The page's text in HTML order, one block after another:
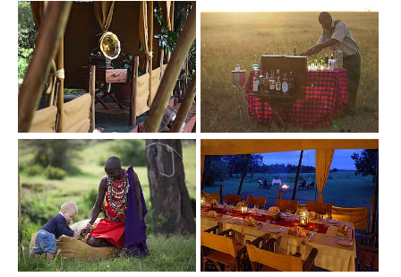
Show larger version Show larger version
Show larger version Show larger version